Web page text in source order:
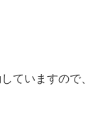
ていますので、